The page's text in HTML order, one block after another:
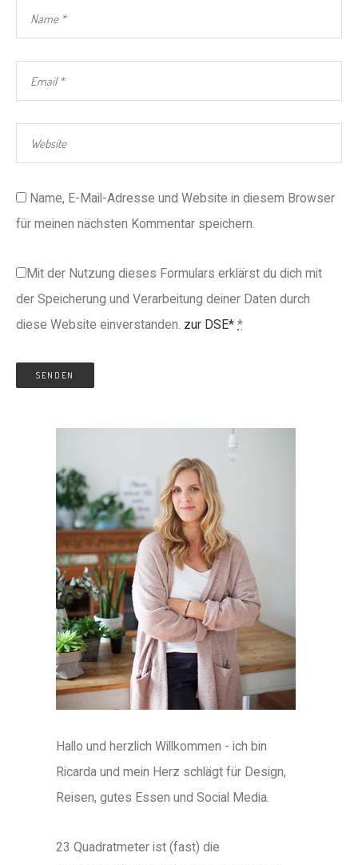
Name, E-Mail-Adresse und Website in diesem Browser
für meinen nächsten Kommentar speichern.
Mit der Nutzung dieses Formulars erklärst du dich mit
der Speicherung und Verarbeitung deiner Daten durch
diese Website einverstanden. zur DSE* *
Hallo und herzlich Willkommen - ich bin
Ricarda und mein Herz schlägt für Design,
Reisen, gutes Essen und Social Media.
23 Quadratmeter ist (fast) die